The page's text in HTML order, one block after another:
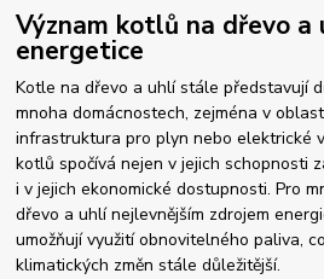
Význam kotlů na dřevo a
energetice
Kotle na dřevo a uhlí stále představují
mnoha domácnostech, zejména v
infrastruktura pro plyn nebo elektrické
kotlů spočívá nejen v jejich schopnosti
i v jejich ekonomické dostupnosti. Pro
dřevo a uhlí nejlevnějším zdrojem
umožňují využití obnovitelného paliva,
klimatických změn stále důležitější.